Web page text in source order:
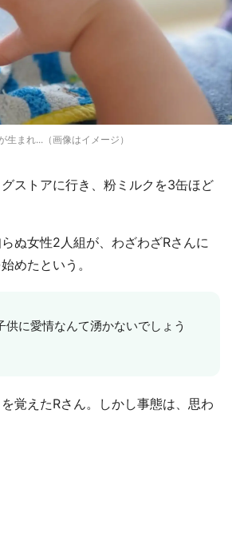
生まれ...（画像はイメージ）
ストアに行き、粉ミルクを3缶ほど
ぬ女性2人組が、わざわざRさんに
めたという。
供に愛情なんて湧かないでしょう
覚えたRさん。しかし事態は、思わ